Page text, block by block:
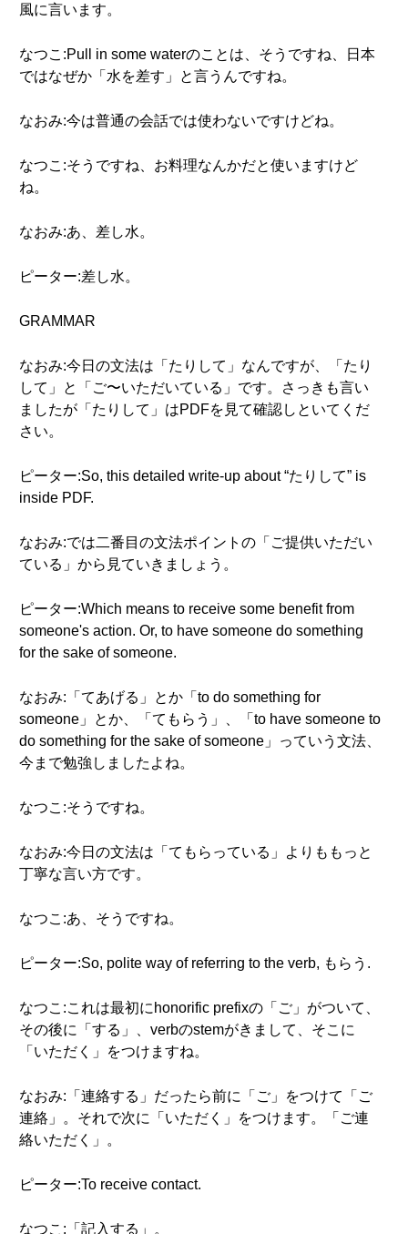
風に言います。
なつこ:Pull in some waterのことは、そうですね、日本
ではなぜか「水を差す」と言うんですね。
なおみ:今は普通の会話では使わないですけどね。
なつこ:そうですね、お料理なんかだと使いますけど
ね。
なおみ:あ、差し水。
ピーター:差し水。
GRAMMAR
なおみ:今日の文法は「たりして」なんですが、「たり
して」と「ご〜いただいている」です。さっきも言い
ましたが「たりして」はPDFを見て確認しといてくだ
さい。
ピーター:So, this detailed write-up about “たりして” is
inside PDF.
なおみ:では二番目の文法ポイントの「ご提供いただい
ている」から見ていきましょう。
ピーター:Which means to receive some benefit from
someone's action. Or, to have someone do something
for the sake of someone.
なおみ:「てあげる」とか「to do something for
someone」とか、「てもらう」、「to have someone to
do something for the sake of someone」っていう文法、
今まで勉強しましたよね。
なつこ:そうですね。
なおみ:今日の文法は「てもらっている」よりももっと
丁寧な言い方です。
なつこ:あ、そうですね。
ピーター:So, polite way of referring to the verb, もらう.
なつこ:これは最初にhonorific prefixの「ご」がついて、
その後に「する」、verbのstemがきまして、そこに
「いただく」をつけますね。
なおみ:「連絡する」だったら前に「ご」をつけて「ご
連絡」。それで次に「いただく」をつけます。「ご連
絡いただく」。
ピーター:To receive contact.
なつこ:「記入する」。